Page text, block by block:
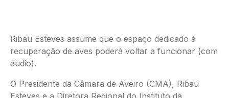
Ribau Esteves assume que o espaço dedicado à
recuperação de aves poderá voltar a funcionar (com
áudio).
O Presidente da Câmara de Aveiro (CMA), Ribau
Esteves e a Diretora Regional do Instituto da